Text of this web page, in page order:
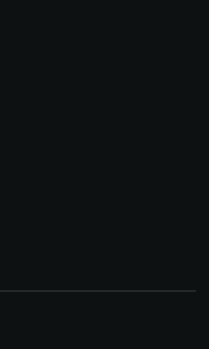
funzionamento